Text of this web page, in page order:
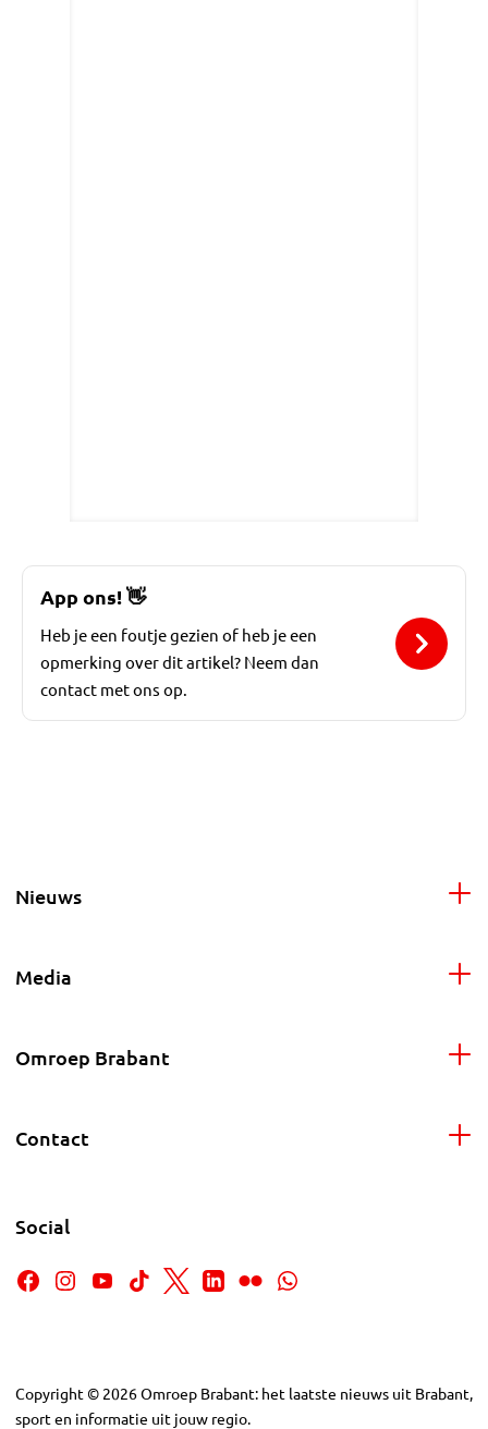
App ons!👋
Heb je een foutje gezien of heb je een
opmerking over dit artikel? Neem dan
contact met ons op.
Nieuws
Media
Omroep Brabant
Contact
Social
Copyright © 2026Omroep Brabant: het laatste nieuws uit Brabant,
sport en informatie uit jouw regio.